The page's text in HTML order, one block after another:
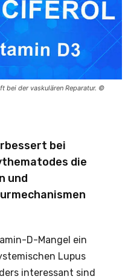
bei der vaskulären Reparatur. ©
bei
die
und
D-Mangel ein
Lupus
interessant sind